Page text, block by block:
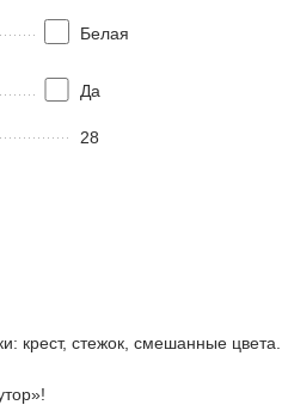
Белая
Да
28
крест, стежок, смешанные цвета.